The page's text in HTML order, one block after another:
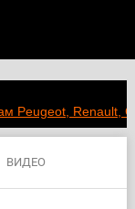
Peugeot, Renault,
ВИДЕО